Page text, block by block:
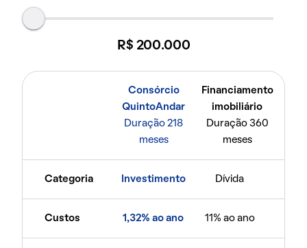
R$ 200.000
Consórcio
QuintoAndar
Duração 218
meses
Financiamento
imobiliário
Duração 360
meses
Categoria Investimento Dívida
Custos 1,32% ao ano 11% ao ano